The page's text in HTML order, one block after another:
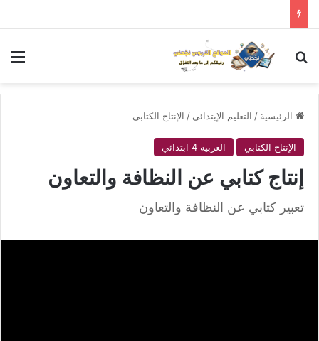
بحث عن
الرئيسية / التعليم الإبتدائي / الإنتاج الكتابي
الإنتاج الكتابي العربية 4 ابتدائي
إنتاج كتابي عن النظافة والتعاون
تعبير كتابي عن النظافة والتعاون